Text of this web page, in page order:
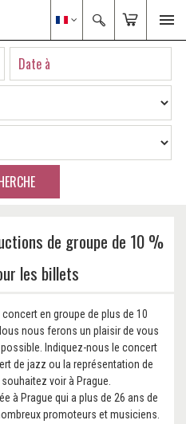
de groupe de 10 %
les billets
en groupe de plus de 10
nous ferons un plaisir de vous
Indiquez-nous le concert
de jazz ou la représentation de
voir à Prague.
à Prague qui a plus de 26 ans de
promoteurs et musiciens.